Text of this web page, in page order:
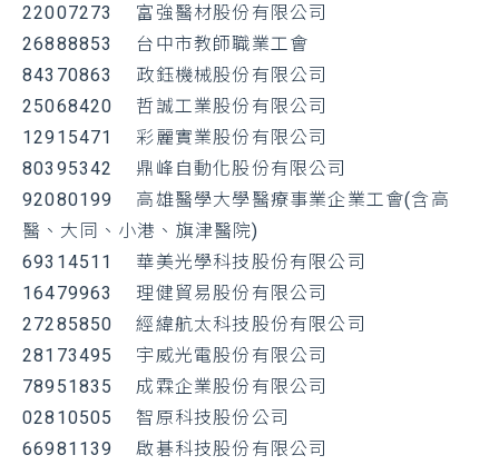
22007273 富強醫材股份有限公司
26888853 台中市教師職業工會
84370863 政鈺機械股份有限公司
25068420 哲誠工業股份有限公司
12915471 彩麗實業股份有限公司
80395342 鼎峰自動化股份有限公司
92080199 高雄醫學大學醫療事業企業工會(含高
醫、大同、小港、旗津醫院)
69314511 華美光學科技股份有限公司
16479963 理健貿易股份有限公司
27285850 經緯航太科技股份有限公司
28173495 宇威光電股份有限公司
78951835 成霖企業股份有限公司
02810505 智原科技股份公司
66981139 啟碁科技股份有限公司